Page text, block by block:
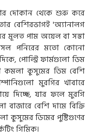
দোকান থেকে শুরু করে
বেশিরভাগই 'অ্যানালগ
মূলত পাম অয়েল বা সস্তা
পনিরের মতো কোনো
পোল্ট্রি ফার্মগুলো ডিম
কমলা কুসুমের ডিম বেশি
মুরগির খাবারে
দিচ্ছে, যার ফলে মুরগি
বেশি দামে বিক্রি
কুসুমের ডিমের পুষ্টিগুণের
গিমিক।